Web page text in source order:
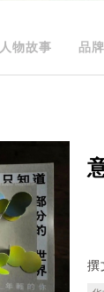
人物故事 品
撰